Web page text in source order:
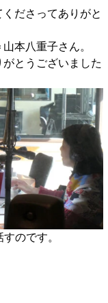
ださってありがと
本八重子さん。
とうございました
のです。